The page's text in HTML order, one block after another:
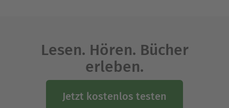
Lesen. Hören. Bücher
erleben.
Jetzt kostenlos testen